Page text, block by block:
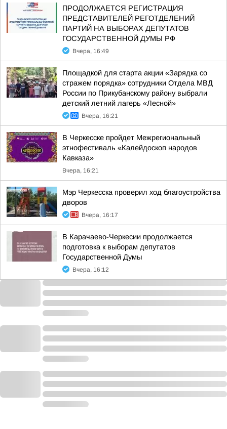
ПРОДОЛЖАЕТСЯ РЕГИСТРАЦИЯ
ПРЕДСТАВИТЕЛЕЙ РЕГОТДЕЛЕНИЙ
ПАРТИЙ НА ВЫБОРАХ ДЕПУТАТОВ
ГОСУДАРСТВЕННОЙ ДУМЫ РФ
Вчера, 16:49
Площадкой для старта акции «Зарядка со
стражем порядка» сотрудники Отдела МВД
России по Прикубанскому району выбрали
детский летний лагерь «Лесной»
Вчера, 16:21
В Черкесске пройдет Межрегиональный
этнофестиваль «Калейдоскоп народов
Кавказа»
Вчера, 16:21
Мэр Черкесска проверил ход благоустройства
дворов
Вчера, 16:17
В Карачаево-Черкесии продолжается
подготовка к выборам депутатов
Государственной Думы
Вчера, 16:12